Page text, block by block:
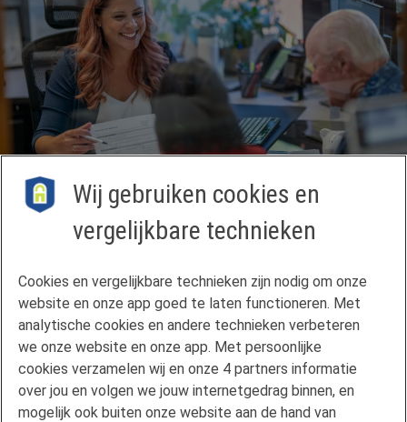
Veelgestelde vragen
Klachtenregeling
Privacyverklaring
Disclaimer
Gebruikersvoorwaarden FAN
Wij gebruiken cookies en
vergelijkbare technieken
Cookies en vergelijkbare technieken zijn nodig om onze
website en onze app goed te laten functioneren. Met
analytische cookies en andere technieken verbeteren
we onze website en onze app. Met persoonlijke
cookies verzamelen wij en onze 4 partners informatie
over jou en volgen we jouw internetgedrag binnen, en
mogelijk ook buiten onze website aan de hand van